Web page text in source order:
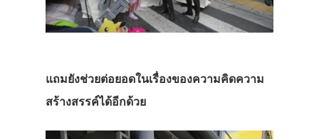
แถมยังช่วยต่อยอดในเรื่องของความคิดความ
สร้างสรรค์ได้อีกด้วย